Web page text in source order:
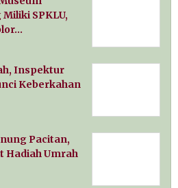
SPKLU,
Inspektur
Keberkahan
Pacitan,
Hadiah Umrah